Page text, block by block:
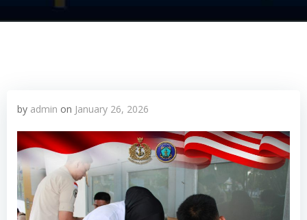
by admin on January 26, 2026